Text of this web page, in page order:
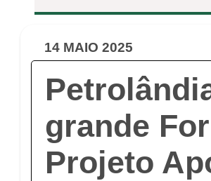
14 MAIO 2025
grande
Projeto